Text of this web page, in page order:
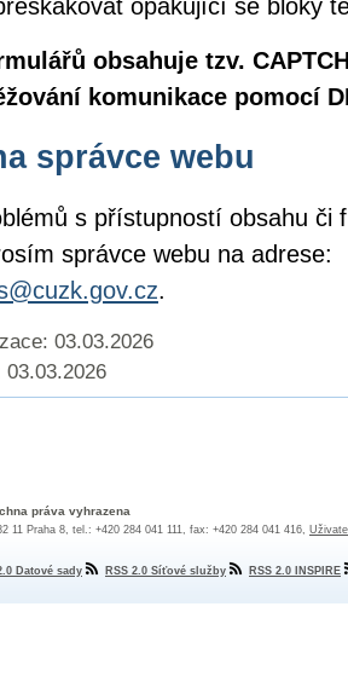
opakující se bloky
obsahuje tzv.
komunikace pomocí
správce webu
s přístupností obsahu či
správce webu na adrese:
.
03.03.2026
03.03.2026
práva vyhrazena
11 Praha 8, tel.: +420 284 041 111, fax: +420 284 041 416,
Datové sady RSS 2.0 Síťové služby RSS 2.0 INSPIRE